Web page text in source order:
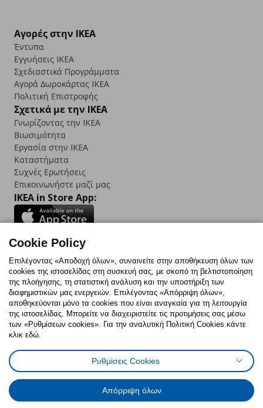
Αγορές στην IKEA
Έντυπα
Εγγυήσεις IKEA
Σχεδιαστικά Προγράμματα
Αγορά Δωρoκάρτας IKEA
Πολιτική Επιστροφής
Σχετικά με την IKEA
Γνωρίζοντας την IKEA
Βιωσιμότητα
Εργασία στην IKEA
Καταστήματα
Συχνές Ερωτήσεις
Επικοινωνήστε μαζί μας
IKEA in Store App:
Follow us:
FacebookInstagram
TikTokYoutubePinterestTwitter
Πολιτική CookiesΔήλωση ψηφιακής προσβασιμότητας
Ρυθμίσεις cookiesΌροι Χρήσης
Γενική Πολιτική Προσωπικών Δεδομένων
Πολιτική Προσωπικών Δεδομένων για ΙΚΕΑ.gr
Κώδικας Καταναλωτικής Δεοντολογίας
Cookie Policy
Επιλέγοντας «Αποδοχή όλων», συναινείτε στην αποθήκευση όλων των
cookies της ιστοσελίδας στη συσκευή σας, με σκοπό τη βελτιστοποίηση
της πλοήγησης, τη στατιστική ανάλυση και την υποστήριξη των
διαφημιστικών μας ενεργειών. Επιλέγοντας «Απόρριψη όλων»,
αποθηκεύονται μόνο τα cookies που είναι αναγκαία για τη λειτουργία
της ιστοσελίδας. Μπορείτε να διαχειριστείτε τις προτιμήσεις σας μέσω
των «Ρυθμίσεων cookies». Για την αναλυτική Πολιτική Cookies κάντε
κλικ εδώ.
Ρυθμίσεις Cookies
Απόρριψη όλων